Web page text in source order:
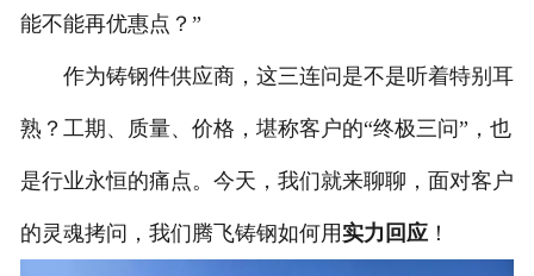
能不能再优惠点？”
作为铸钢件供应商，这三连问是不是听着特别耳
熟？工期、质量、价格，堪称客户的“终极三问”，也
是行业永恒的痛点。今天，我们就来聊聊，面对客户
的灵魂拷问，我们腾飞铸钢如何用 实力回应！